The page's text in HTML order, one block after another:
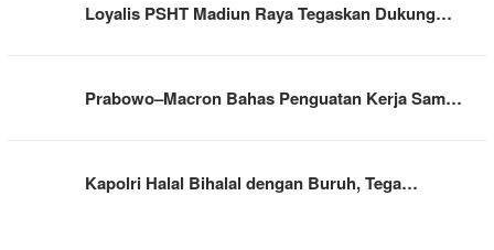
Loyalis PSHT Madiun Raya Tegaskan Dukung…
Prabowo–Macron Bahas Penguatan Kerja Sam…
Kapolri Halal Bihalal dengan Buruh, Tega…